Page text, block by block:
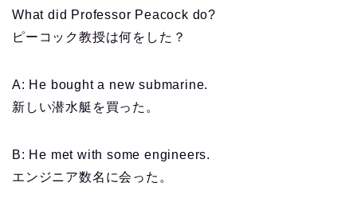
What did Professor Peacock do?
ピーコック教授は何をした？
A: He bought a new submarine.
新しい潜水艇を買った。
B: He met with some engineers.
エンジニア数名に会った。